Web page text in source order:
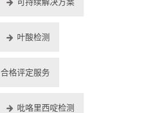
叶酸检测
合格评定服务
吡咯里西啶检测